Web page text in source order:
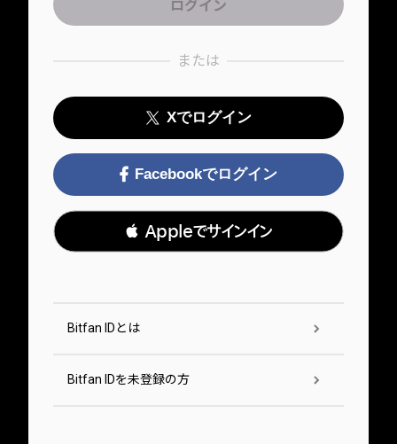
または
Xでログイン
Facebookでログイン
 Appleでサインイン
Bitfan IDとは
Bitfan IDを未登録の方